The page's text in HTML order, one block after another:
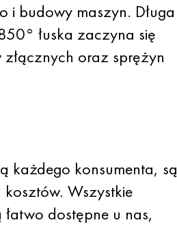
i budowy maszyn. Długa
łuska zaczyna się
oraz sprężyn
każdego konsumenta, są
Wszystkie
dostępne u nas,